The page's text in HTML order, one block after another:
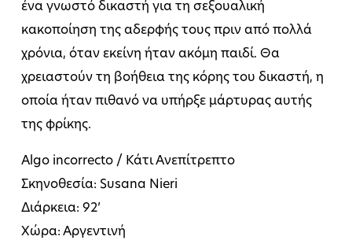
ένα γνωστό δικαστή για τη σεξουαλική
κακοποίηση της αδερφής τους πριν από πολλά
χρόνια, όταν εκείνη ήταν ακόμη παιδί. Θα
χρειαστούν τη βοήθεια της κόρης του δικαστή, η
οποία ήταν πιθανό να υπήρξε μάρτυρας αυτής
της φρίκης.
Algo incorrecto / Κάτι Ανεπίτρεπτο
Σκηνοθεσία: Susana Nieri
Διάρκεια: 92’
Χώρα: Αργεντινή